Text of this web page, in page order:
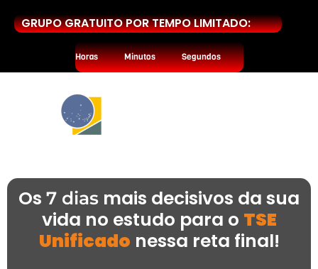
GRUPO GRATUITO POR TEMPO LIMITADO:
Horas Minutos Segundos
Os 7 dias mais decisivos da sua
vida no estudo para o TSE
Unificado nessa reta final!